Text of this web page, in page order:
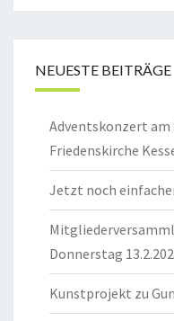
NEUESTE BEITRÄGE
Adventskonzert am
Friedenskirche
Jetzt noch
Donnerstag
Kunstprojekt zu